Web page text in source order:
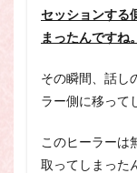
セッションする
まったんですね。
その瞬間、話し
ラー側に移って
このヒーラーは
取ってしまった